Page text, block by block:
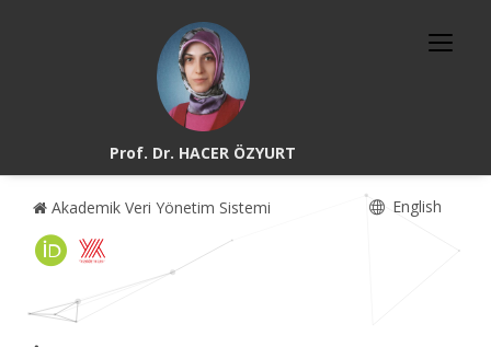
Prof. Dr. HACER ÖZYURT
Akademik Veri Yönetim Sistemi English